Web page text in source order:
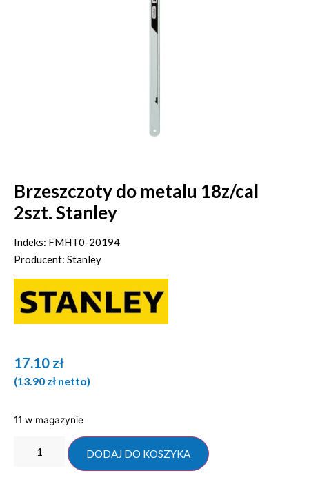
Brzeszczoty do metalu 18z/cal
2szt. Stanley
Indeks: FMHT0-20194
Producent: Stanley
17.10 zł
(13.90 zł netto)
11 w magazynie
DODAJ DO KOSZYKA